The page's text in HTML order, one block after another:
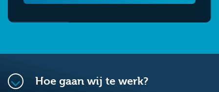
Hoe gaan wij te werk?